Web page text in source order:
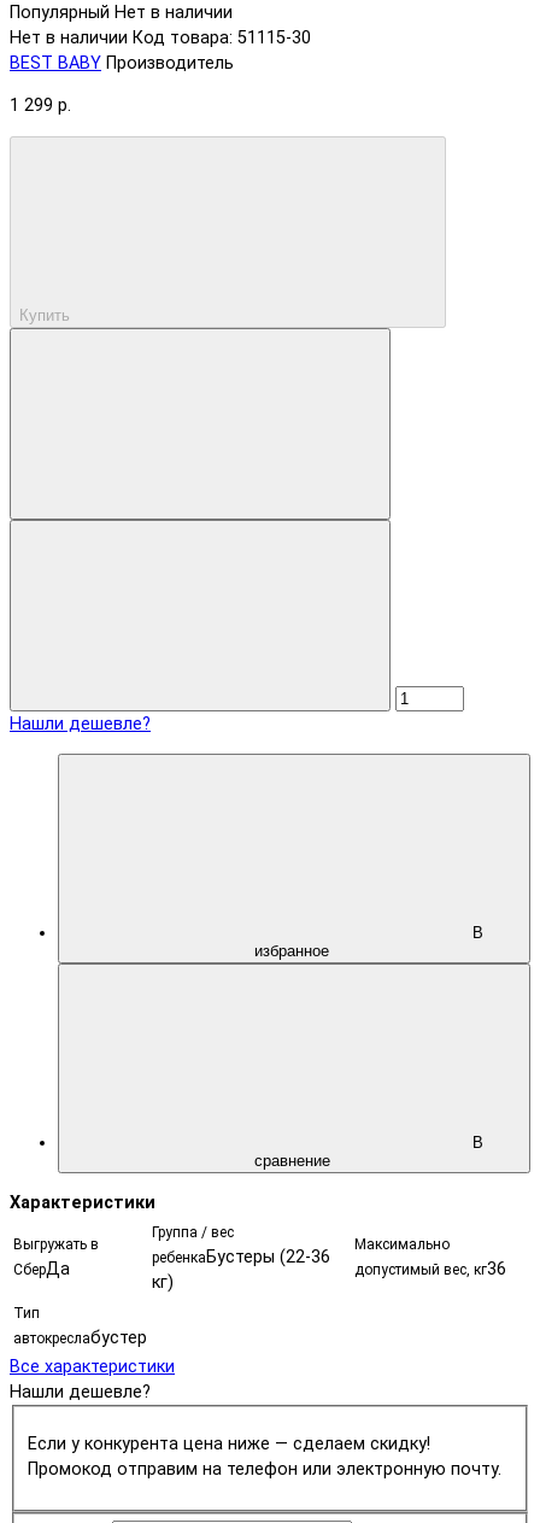
Популярный Нет в наличии
Нет в наличии Код товара: 51115-30
BEST BABY Производитель
1 299 р.
Купить
Нашли дешевле?
В
избранное
В
сравнение
Характеристики
Выгружать в
СберДа
Группа / вес
ребенка Бустеры (22-36
кг)
Максимально
допустимый вес, кг36
Тип
автокреслабустер
Все характеристики
Нашли дешевле?
Если у конкурента цена ниже — сделаем скидку!
Промокод отправим на телефон или электронную почту.